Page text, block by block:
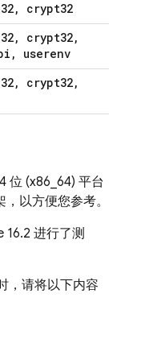
32, crypt32
32, crypt32,
, userenv
32, crypt32,
位 (x86_64) 平台
以方便您参考。
16.2 进行了测
，请将以下内容